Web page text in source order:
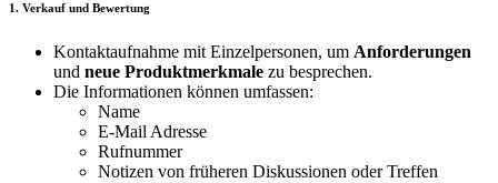
1. Verkauf und Bewertung
Kontaktaufnahme mit Einzelpersonen, um Anforderungen
und neue Produktmerkmale zu besprechen.
Die Informationen können umfassen:
Name
E-Mail Adresse
Rufnummer
Notizen von früheren Diskussionen oder Treffen